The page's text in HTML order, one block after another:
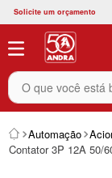
Solicite um orçamento
O que você está
Automação
Contator 3P 12A 50/